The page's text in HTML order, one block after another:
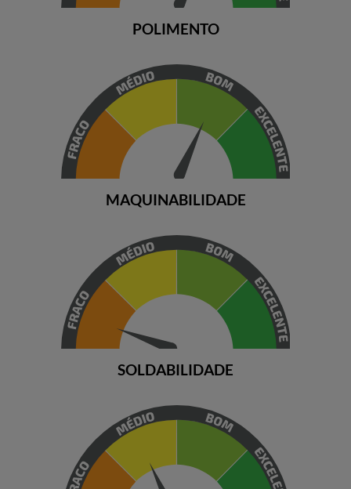
POLIMENTO
MAQUINABILIDADE
SOLDABILIDADE